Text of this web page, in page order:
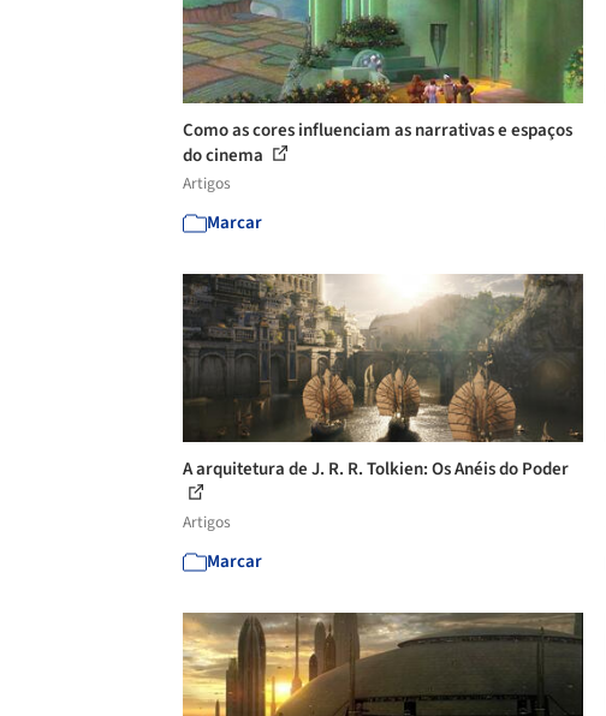
Como as cores influenciam as narrativas e espaços
do cinema
Artigos
Marcar
A arquitetura de J. R. R. Tolkien: Os Anéis do Poder
Artigos
Marcar